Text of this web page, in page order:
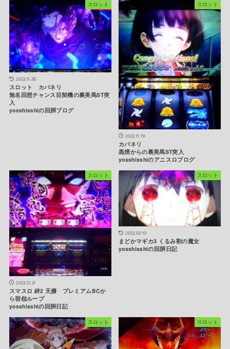
スロット
2023.11.28
スロット カバネリ
無名回想チャンス目契機の裏美馬ST突
入
yosshisshiの回胴ブログ
スロット
2023.11.19
カバネリ
黒煙からの裏美馬ST突入
yosshisshiのアニスロブログ
スロット
2023.12.21
スマスロ 絆2 天膳 プレミアムBCか
ら宿怨ループ
yosshisshiの回胴日記
スロット
2023.02.10
まどかマギカ3 くるみ割の魔女
yosshisshiの回胴日記
スロット スロット